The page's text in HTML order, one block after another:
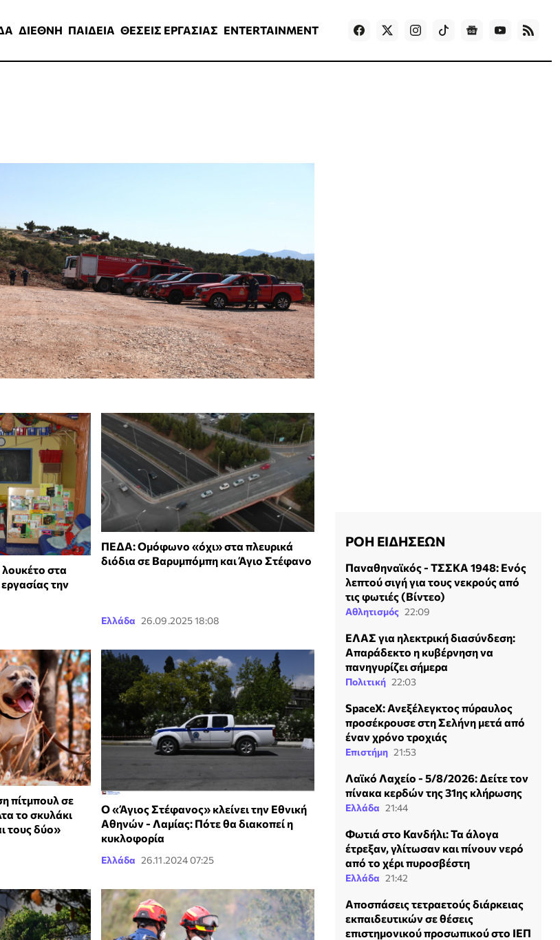
ΔΙΕΘΝΗ ΠΑΙΔΕΙΑ ΘΕΣΕΙΣ ΕΡΓΑΣΙΑΣ ENTERTAINMENT Games
στα
την
ΠΕΔΑ: Ομόφωνο «όχι» στα πλευρικά
διόδια σε Βαρυμπόμπη και Άγιο Στέφανο
Ελλάδα 26.09.2025 18:08
πίτμπουλ σε
το σκυλάκι
τους δύο»
Ο «Άγιος Στέφανος» κλείνει την Εθνική
Αθηνών - Λαμίας: Πότε θα διακοπεί η
κυκλοφορία
Ελλάδα 26.11.2024 07:25
ΡΟΗ ΕΙΔΗΣΕΩΝ
Παναθηναϊκός - ΤΣΣΚΑ 1948: Ενός
λεπτού σιγή για τους νεκρούς από
τις φωτιές (Βίντεο)
Αθλητισμός 22:09
ΕΛΑΣ για ηλεκτρική διασύνδεση:
Απαράδεκτο η κυβέρνηση να
πανηγυρίζει σήμερα
Πολιτική 22:03
SpaceX: Ανεξέλεγκτος πύραυλος
προσέκρουσε στη Σελήνη μετά από
έναν χρόνο τροχιάς
Επιστήμη 21:53
Λαϊκό Λαχείο - 5/8/2026: Δείτε τον
πίνακα κερδών της 31ης κλήρωσης
Ελλάδα 21:44
Φωτιά στο Κανδήλι: Τα άλογα
έτρεξαν, γλίτωσαν και πίνουν νερό
από το χέρι πυροσβέστη
Ελλάδα 21:42
Αποσπάσεις τετραετούς διάρκειας
εκπαιδευτικών σε θέσεις
επιστημονικού προσωπικού στο ΙΕΠ